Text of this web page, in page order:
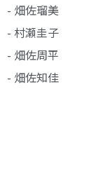
- 畑佐瑠美
- 村瀬圭子
- 畑佐周平
- 畑佐知佳